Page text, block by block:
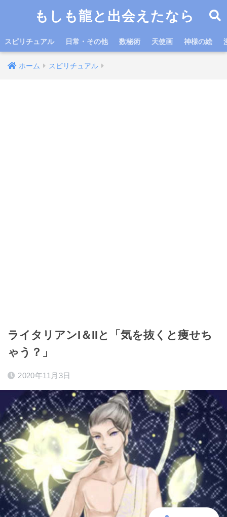
もしも龍と出会えたなら
スピリチュアル 日常・その他 数秘術 天使画 神様の絵
ホーム スピリチュアル
ライタリアンI＆IIと「気を抜くと痩せち
ゃう？」
2020年11月3日